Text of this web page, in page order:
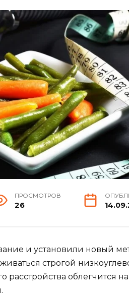
ПРОСМОТРОВ
26
и установили новый
строгой
расстройства облегчится на